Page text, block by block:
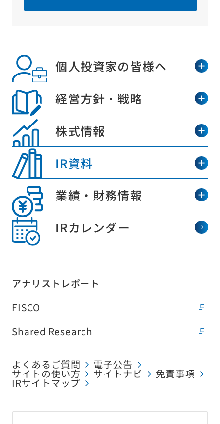
個人投資家の皆様へ
経営方針・戦略
株式情報
IR資料
業績・財務情報
IRカレンダー
アナリストレポート
FISCO
Shared Research
よくあるご質問 電子公告
サイトの使い方 サイトナビ 免責事項
IRサイトマップ